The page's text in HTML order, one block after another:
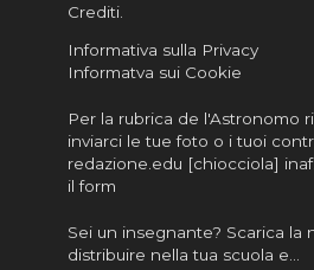
Crediti.
Informativa sulla Privacy
Informatva sui Cookie
Per la rubrica de l'Astronomo
inviarci le tue foto o i tuoi
redazione.edu [chiocciola]
il form
Sei un insegnante? Scarica la
distribuire nella tua scuola e…